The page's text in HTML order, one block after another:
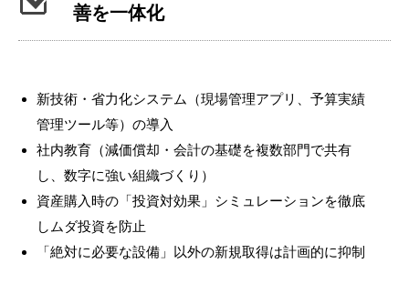
善を一体化
新技術・省力化システム（現場管理アプリ、予算実績
管理ツール等）の導入
社内教育（減価償却・会計の基礎を複数部門で共有
し、数字に強い組織づくり）
資産購入時の「投資対効果」シミュレーションを徹底
しムダ投資を防止
「絶対に必要な設備」以外の新規取得は計画的に抑制